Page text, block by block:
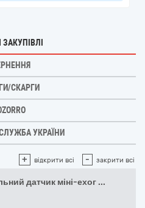
СКАРГИ
УКРАЇНИ
+ відкрити всі - закрити всі
датчик міні-ехог ...